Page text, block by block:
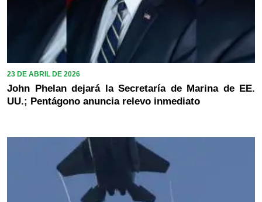
23 DE ABRIL DE 2026
John Phelan dejará la Secretaría de Marina de EE.
UU.; Pentágono anuncia relevo inmediato